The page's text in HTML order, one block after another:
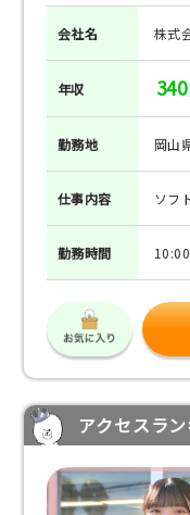
会社名 株式
年収 340
勤務地 岡山
仕事内容 ソフ
勤務時間
アクセスラ